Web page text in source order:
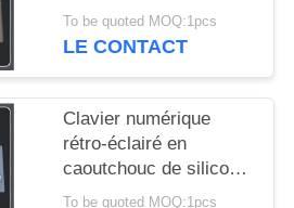
avec l'intégration de
souris de Touchpad
To be quoted MOQ:1pcs
LE CONTACT
Clavier numérique
rétro-éclairé en
caoutchouc de silicone
avec la souris de
To be quoted MOQ:1pcs